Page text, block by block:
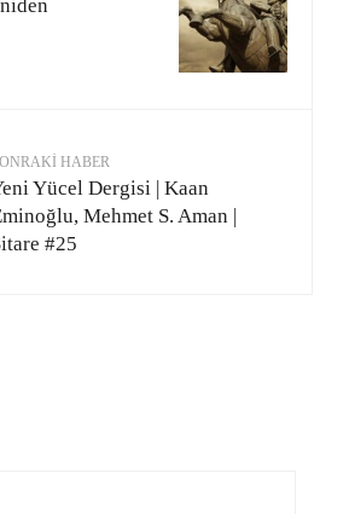
HABER
Yücel Dergisi | Kaan
Mehmet S. Aman |
#25